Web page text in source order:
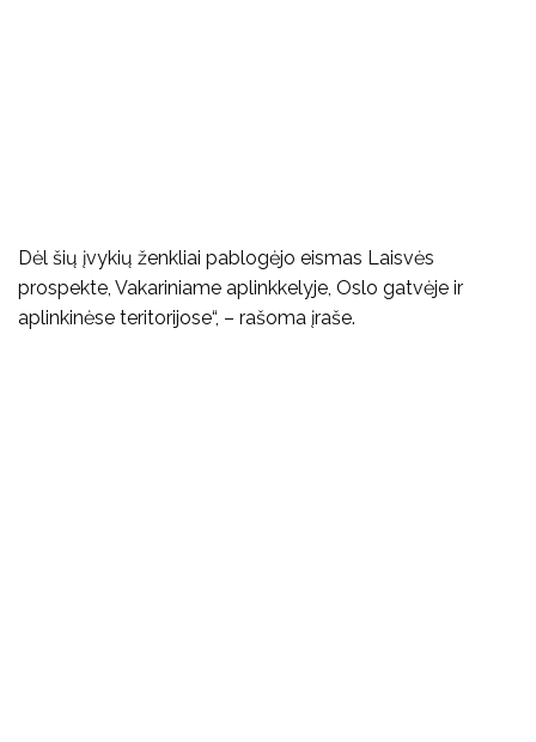
Dėl šių įvykių ženkliai pablogėjo eismas Laisvės
prospekte, Vakariniame aplinkkelyje, Oslo gatvėje ir
aplinkinėse teritorijose“, – rašoma įraše.